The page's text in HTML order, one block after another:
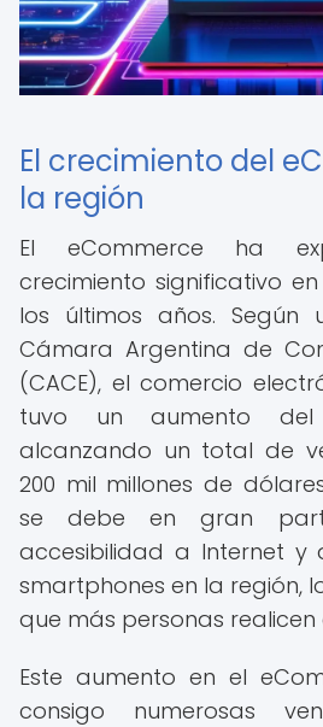
El crecimiento del
la región
El eCommerce ha
crecimiento significativo
los últimos años. Según
Cámara Argentina de
(CACE), el comercio
tuvo un aumento del
alcanzando un total de
200 mil millones de
se debe en gran
accesibilidad a Internet
smartphones en la región,
que más personas
Este aumento en el
consigo numerosas